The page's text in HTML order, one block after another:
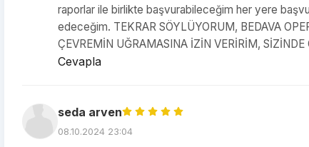
raporlar ile birlikte başvurabileceğim her yere
edeceğim. TEKRAR SÖYLÜYORUM, BEDAVA
ÇEVREMİN UĞRAMASINA İZİN VERİRİM,
Cevapla
seda arven
08.10.2024 23:04